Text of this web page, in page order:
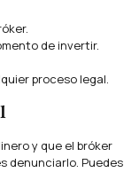
de invertir.
proceso legal.
y que el bróker
denunciarlo. Puedes